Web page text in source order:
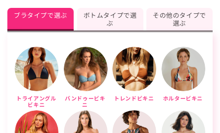
ブラタイプで選ぶ
ボトムタイプで選
ぶ
その他のタイプで
選ぶ
トライアングル
ビキニ
バンドゥービキ
ニ
トレンドビキニ ホルタービキニ